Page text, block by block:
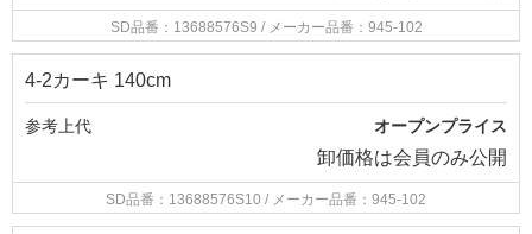
SD品番：13688576S9 / メーカー品番：945-102
4-2カーキ 140cm
参考上代 オープンプライス
卸価格は会員のみ公開
SD品番：13688576S10 / メーカー品番：945-102